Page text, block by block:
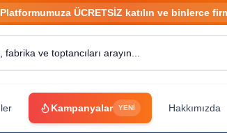
Platformumuza ÜCRETSİZ katılın ve binlerce
Kampanyalar YENİ Hakkımızda